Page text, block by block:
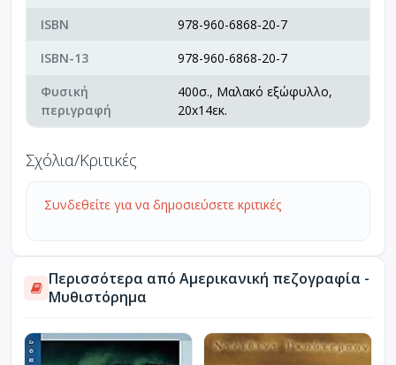
ISBN
978-960-6868-20-7
ISBN-13
978-960-6868-20-7
Φυσική
περιγραφή
400σ., Μαλακό εξώφυλλο,
20x14εκ.
Σχόλια/Κριτικές
Συνδεθείτε για να δημοσιεύσετε κριτικές
Περισσότερα από Αμερικανική πεζογραφία -
Μυθιστόρημα